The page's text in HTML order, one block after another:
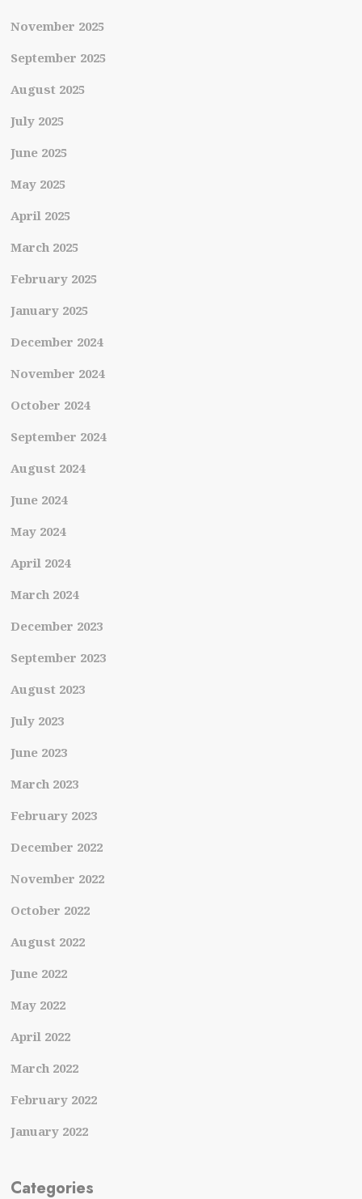
November 2025
September 2025
August 2025
July 2025
June 2025
May 2025
April 2025
March 2025
February 2025
January 2025
December 2024
November 2024
October 2024
September 2024
August 2024
June 2024
May 2024
April 2024
March 2024
December 2023
September 2023
August 2023
July 2023
June 2023
March 2023
February 2023
December 2022
November 2022
October 2022
August 2022
June 2022
May 2022
April 2022
March 2022
February 2022
January 2022
Categories